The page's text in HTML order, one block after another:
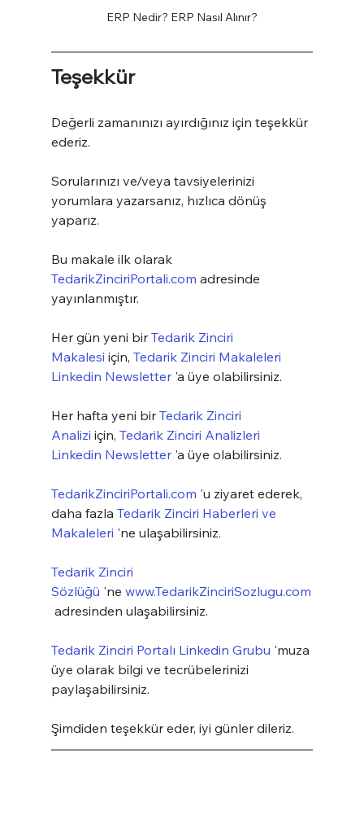
ERP Nedir? ERP Nasıl Alınır?
Teşekkür
Değerli zamanınızı ayırdığınız için teşekkür
ederiz.
Sorularınızı ve/veya tavsiyelerinizi
yorumlara yazarsanız, hızlıca dönüş
yaparız.
Bu makale ilk olarak
TedarikZinciriPortali.com adresinde
yayınlanmıştır.
Her gün yeni bir Tedarik Zinciri
Makalesi için, Tedarik Zinciri Makaleleri
Linkedin Newsletter 'a üye olabilirsiniz.
Her hafta yeni bir Tedarik Zinciri
Analizi için, Tedarik Zinciri Analizleri
Linkedin Newsletter 'a üye olabilirsiniz.
TedarikZinciriPortali.com 'u ziyaret ederek,
daha fazla Tedarik Zinciri Haberleri ve
Makaleleri 'ne ulaşabilirsiniz.
Tedarik Zinciri
Sözlüğü 'ne www.TedarikZinciriSozlugu.com
adresinden ulaşabilirsiniz.
Tedarik Zinciri Portalı Linkedin Grubu 'muza
üye olarak bilgi ve tecrübelerinizi
paylaşabilirsiniz.
Şimdiden teşekkür eder, iyi günler dileriz.